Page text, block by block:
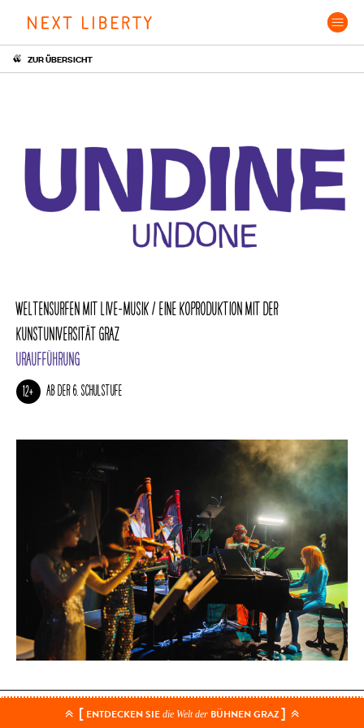
content
ZUR ÜBERSICHT
WELTENSURFEN MIT LIVE-MUSIK / EINE KOPRODUKTION MIT DER
KUNSTUNIVERSITÄT GRAZ
URAUFFÜHRUNG
12+ AB DER 6. SCHULSTUFE
TEAM [ENTDECKEN SIE die Welt derBÜHNEN GRAZ]